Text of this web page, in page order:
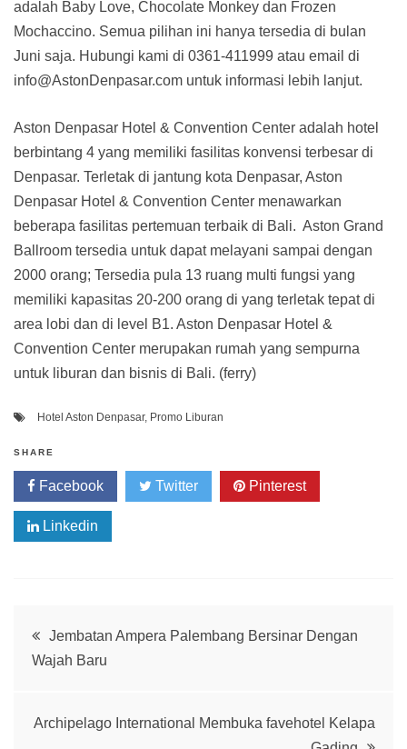
adalah Baby Love, Chocolate Monkey dan Frozen
Mochaccino. Semua pilihan ini hanya tersedia di bulan
Juni saja. Hubungi kami di 0361-411999 atau email di
info@AstonDenpasar.com untuk informasi lebih lanjut.
Aston Denpasar Hotel & Convention Center adalah hotel
berbintang 4 yang memiliki fasilitas konvensi terbesar di
Denpasar. Terletak di jantung kota Denpasar, Aston
Denpasar Hotel & Convention Center menawarkan
beberapa fasilitas pertemuan terbaik di Bali. Aston Grand
Ballroom tersedia untuk dapat melayani sampai dengan
2000 orang; Tersedia pula 13 ruang multi fungsi yang
memiliki kapasitas 20-200 orang di yang terletak tepat di
area lobi dan di level B1. Aston Denpasar Hotel &
Convention Center merupakan rumah yang sempurna
untuk liburan dan bisnis di Bali. (ferry)
Hotel Aston Denpasar, Promo Liburan
SHARE
Facebook Twitter Pinterest
Linkedin
Post
navigation
Jembatan Ampera Palembang Bersinar Dengan
Wajah Baru
Archipelago International Membuka favehotel Kelapa